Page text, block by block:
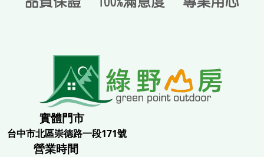
實體門市
台中市北區崇德路一段171號
營業時間